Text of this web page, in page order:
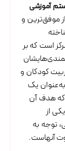
آموزشی
موفق‌ترین و
است که بر
کودکان و
یک
که هدف آن
از
توجه به
آنهاست.